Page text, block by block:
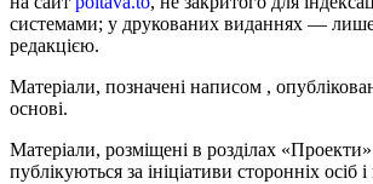
системами; у друкованих виданнях —
редакцією.
Матеріали, позначені написом ,
основі.
Матеріали, розміщені в розділах
публікуються за ініціативи сторонніх осіб